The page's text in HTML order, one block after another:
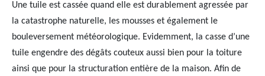
Une tuile est cassée quand elle est durablement agressée par
la catastrophe naturelle, les mousses et également le
bouleversement météorologique. Evidemment, la casse d’une
tuile engendre des dégâts couteux aussi bien pour la toiture
ainsi que pour la structuration entière de la maison. Afin de